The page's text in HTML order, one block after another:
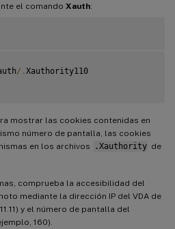
el comando Xauth:
/ . Xauthority110
mostrar las cookies contenidas en
número de pantalla, las cookies
en los archivos
.Xauthority de
comprueba la accesibilidad del
mediante la dirección IP del VDA de
y el número de pantalla del
160).